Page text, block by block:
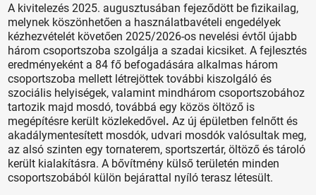
A kivitelezés 2025. augusztusában fejeződött be fizikailag,
melynek köszönhetően a használatbavételi engedélyek
kézhezvételét követően 2025/2026-os nevelési évtől újabb
három csoportszoba szolgálja a szadai kicsiket. A fejlesztés
eredményeként a 84 fő befogadására alkalmas három
csoportszoba mellett létrejöttek további kiszolgáló és
szociális helyiségek, valamint mindhárom csoportszobához
tartozik majd mosdó, továbbá egy közös öltöző is
megépítésre került közlekedővel. Az új épületben felnőtt és
akadálymentesített mosdók, udvari mosdók valósultak meg,
az alsó szinten egy tornaterem, sportszertár, öltöző és tároló
került kialakításra. A bővítmény külső területén minden
csoportszobából külön bejárattal nyíló terasz létesült.